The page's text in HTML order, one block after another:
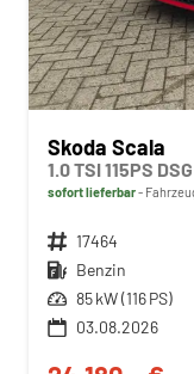
Skoda Scala
sofort lieferbar
Fahrzeugnr. 17464
Kraftstoff Benzin
Leistung 85 kW (116 PS)
03.08.2026